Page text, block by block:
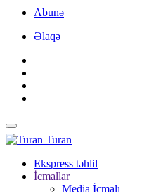
Abunə
Əlaqə
Turan
Ekspress təhlil
İcmallar
Media İcmalı